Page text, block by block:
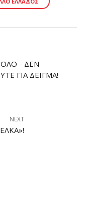
- ΔΕΝ
ΓΙΑ ΔΕΊΓΜΑ!
NEXT